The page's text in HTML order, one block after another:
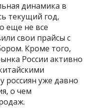
динамика в
текущий год,
еще не все
свои прайсы с
Кроме того,
России активно
россиян уже давно
о чем